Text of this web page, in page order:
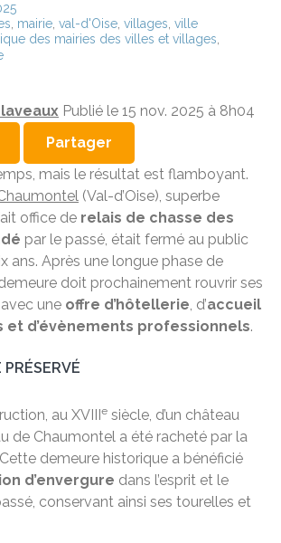
mairie val-d'Oise villages ville
des mairies des villes et villages
Publié le 15 nov. 2025 à 8h04
Partager
mais le résultat est flamboyant.
(Val-d’Oise), superbe
office de relais de chasse des
par le passé, était fermé au public
ans. Après une longue phase de
doit prochainement rouvrir ses
une offre d’hôtellerie, d’accueil
et d’évènements professionnels.
au XVIIIe siècle, d’un château
de Chaumontel a été racheté par la
demeure historique a bénéficié
d’envergure dans l’esprit et le
conservant ainsi ses tourelles et